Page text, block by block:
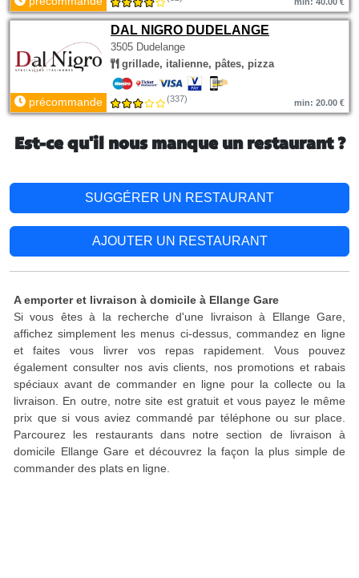
DAL NIGRO DUDELANGE
3505 Dudelange
grillade, italienne, pâtes, pizza
précommande (337) min: 20.00 €
Est-ce qu'il nous manque un restaurant ?
SUGGÉRER UN RESTAURANT
AJOUTER UN RESTAURANT
A emporter et livraison à domicile à Ellange Gare
Si vous êtes à la recherche d'une livraison à Ellange Gare,
affichez simplement les menus ci-dessus, commandez en ligne
et faites vous livrer vos repas rapidement. Vous pouvez
également consulter nos avis clients, nos promotions et rabais
spéciaux avant de commander en ligne pour la collecte ou la
livraison. En outre, notre site est gratuit et vous payez le même
prix que si vous aviez commandé par téléphone ou sur place.
Parcourez les restaurants dans notre section de livraison à
domicile Ellange Gare et découvrez la façon la plus simple de
commander des plats en ligne.